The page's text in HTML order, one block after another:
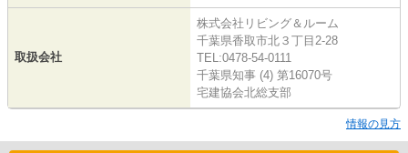
取扱会社
株式会社リビング＆ルーム
千葉県香取市北３丁目2-28
TEL:0478-54-0111
千葉県知事 (4) 第16070号
宅建協会北総支部
情報の見方